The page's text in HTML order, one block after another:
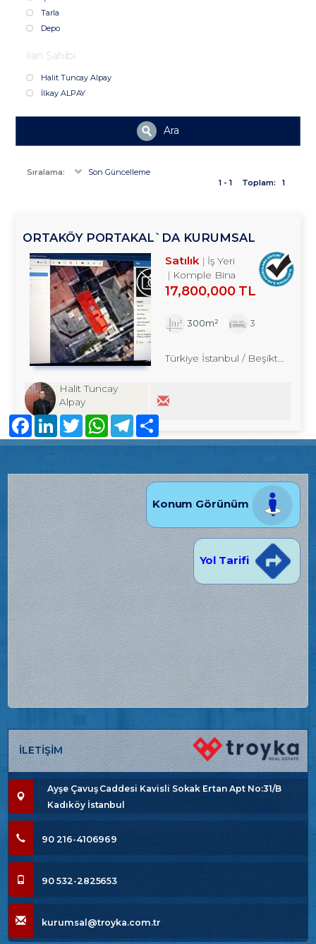
Tarla
Depo
İlan Sahibi
Halit Tuncay Alpay
İlkay ALPAY
Ara
Sıralama:
Son Güncelleme
1 - 1
Toplam: 1
ORTAKÖY PORTAKAL`DA KURUMSAL
KIRACILI KOMPLE BINADA 4/1 HISSE
TROYKADAN
Satılık
İş Yeri
Komple Bina
17,800,000 TL
300m² 3
Halit Tuncay
Alpay
Konum Görünüm
Yol Tarifi
İLETİŞİM
Ayşe Çavuş Caddesi Kavisli Sokak Ertan Apt No:31/B
Kadıköy İstanbul
90 216-4106969
90 532-2825653
kurumsal@troyka.com.tr
FacebookLinkedInTwitter WhatsAppTelegram